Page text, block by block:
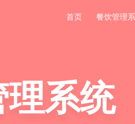
首页 餐饮管理
系统